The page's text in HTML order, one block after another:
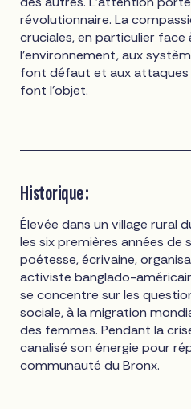
révolutionnaire. La
cruciales, en particulier face
l'environnement, aux
font défaut et aux
font l'objet.
Historique :
Élevée dans un village rural
les six premières années de
poétesse, écrivaine,
activiste banglado-
se concentre sur les
sociale, à la migration
des femmes. Pendant la
canalisé son énergie pour
communauté du Bronx.